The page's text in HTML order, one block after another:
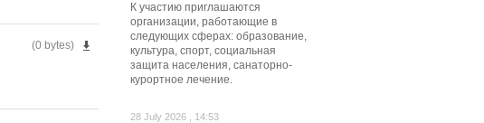
К участию приглашаются
организации, работающие в
следующих сферах: образование,
культура, спорт, социальная
защита населения, санаторно-
курортное лечение.
28 July 2026 , 14:53
(0 bytes)